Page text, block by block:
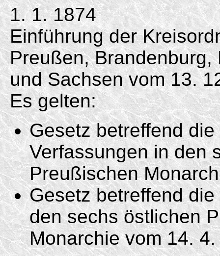
1. 1. 1874
Einführung der
Preußen,
und Sachsen vom13.
Es gelten:
Gesetz betreffend
Verfassungen in den
Preußischen
Gesetz betreffend
den sechs östlichen
Monarchie vom14.